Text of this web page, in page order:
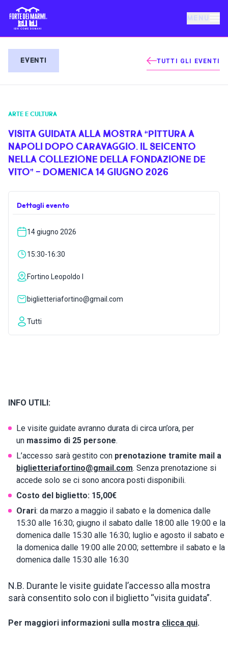
MENU
EVENTI
NOTIZIE
OSPITALITÀ
VILLA BERTELLI
ISPIRAZIONI
WEBCAM
EVENTI TUTTI GLI EVENTI
ARTE E CULTURA
VISITA GUIDATA ALLA MOSTRA “PITTURA A
NAPOLI DOPO CARAVAGGIO. IL SEICENTO
NELLA COLLEZIONE DELLA FONDAZIONE DE
VITO” - DOMENICA 14 GIUGNO 2026
Dettagli evento
14 giugno 2026
15:30-16:30
Fortino Leopoldo I
biglietteriafortino@gmail.com
Tutti
INFO UTILI:
Le visite guidate avranno durata di circa un’ora, per
un massimo di 25 persone.
L’accesso sarà gestito con prenotazione tramite mail a
biglietteriafortino@gmail.com. Senza prenotazione si
accede solo se ci sono ancora posti disponibili.
Costo del biglietto: 15,00€
Orari: da marzo a maggio il sabato e la domenica dalle
15:30 alle 16:30; giugno il sabato dalle 18:00 alle 19:00 e la
domenica dalle 15:30 alle 16:30; luglio e agosto il sabato e
la domenica dalle 19:00 alle 20:00; settembre il sabato e la
domenica dalle 15:30 alle 16:30
N.B. Durante le visite guidate l’accesso alla mostra
sarà consentito solo con il biglietto “visita guidata”.
Per maggiori informazioni sulla mostra clicca qui.